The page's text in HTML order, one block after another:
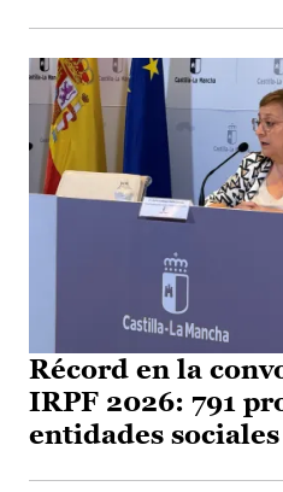
Récord en la
IRPF 2026: 791
entidades sociales